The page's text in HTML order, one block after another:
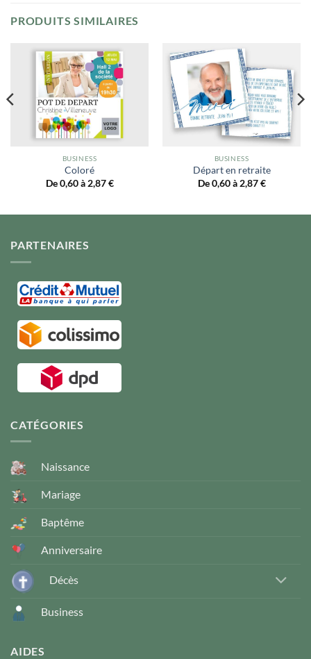
PRODUITS SIMILAIRES
BUSINESS
Coloré
De 0,60 à 2,87€
BUSINESS
Départ en retraite
De 0,60 à 2,87€
PARTENAIRES
CATÉGORIES
Naissance
Mariage
Baptême
Anniversaire
Décès
Business
AIDES